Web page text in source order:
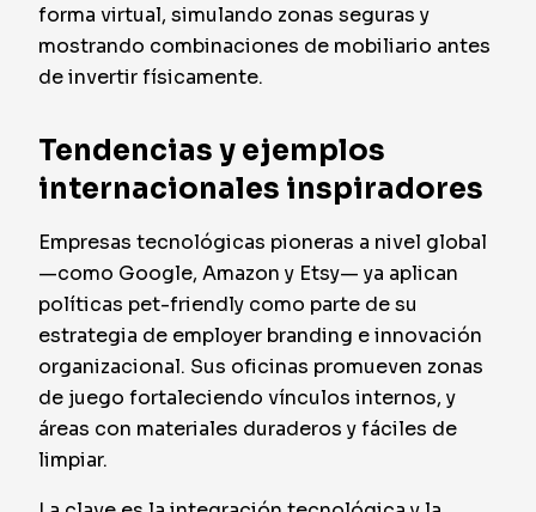
forma virtual, simulando zonas seguras y
mostrando combinaciones de mobiliario antes
de invertir físicamente.
Tendencias y ejemplos
internacionales inspiradores
Empresas tecnológicas pioneras a nivel global
—como Google, Amazon y Etsy— ya aplican
políticas pet-friendly como parte de su
estrategia de employer branding e innovación
organizacional. Sus oficinas promueven zonas
de juego fortaleciendo vínculos internos, y
áreas con materiales duraderos y fáciles de
limpiar.